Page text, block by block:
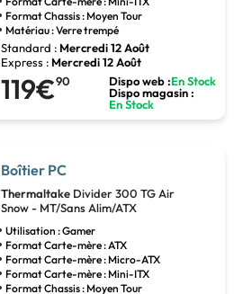
Format Chassis : Moyen Tour
Matériau : Verre trempé
Standard : Mercredi 12 Août
Express : Mercredi 12 Août
119€90 Dispo web :En Stock
Dispo magasin :
En Stock
Boîtier PC
Thermaltake Divider 300 TG Air
Snow - MT/Sans Alim/ATX
Utilisation : Gamer
Format Carte-mère : ATX
Format Carte-mère : Micro-ATX
Format Carte-mère : Mini-ITX
Format Chassis : Moyen Tour